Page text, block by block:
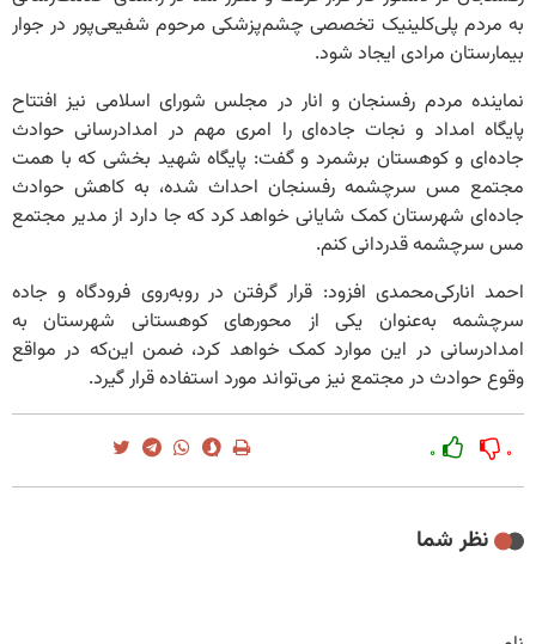
به مردم پلی‌کلینیک تخصصی چشم‌پزشکی مرحوم شفیعی‌پور در جوار
بیمارستان مرادی ایجاد شود.
نماینده مردم رفسنجان و انار در مجلس شورای اسلامی نیز افتتاح
پایگاه امداد و نجات جاده‌ای را امری مهم در امدادرسانی حوادث
جاده‌ای و کوهستان برشمرد و گفت: پایگاه شهید بخشی که با همت
مجتمع مس سرچشمه رفسنجان احداث شده، به کاهش حوادث
جاده‌ای شهرستان کمک شایانی خواهد کرد که جا دارد از مدیر مجتمع
مس سرچشمه قدردانی کنم.
احمد انارکی‌محمدی افزود: قرار گرفتن در روبه‌روی فرودگاه و جاده
سرچشمه به‌عنوان یکی از محورهای کوهستانی شهرستان به
امدادرسانی در این موارد کمک خواهد کرد، ضمن این‌که در مواقع
وقوع حوادث در مجتمع نیز می‌تواند مورد استفاده قرار گیرد.
۰ ۰
نظر شما